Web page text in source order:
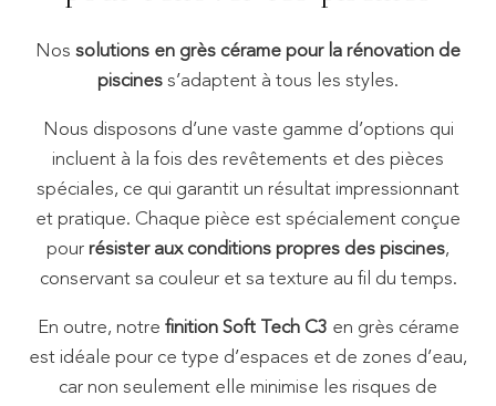
Nos solutions en grès cérame pour la rénovation de
piscines s’adaptent à tous les styles.
Nous disposons d’une vaste gamme d’options qui
incluent à la fois des revêtements et des pièces
spéciales, ce qui garantit un résultat impressionnant
et pratique. Chaque pièce est spécialement conçue
pour résister aux conditions propres des piscines,
conservant sa couleur et sa texture au fil du temps.
En outre, notre finition Soft Tech C3 en grès cérame
est idéale pour ce type d’espaces et de zones d’eau,
car non seulement elle minimise les risques de